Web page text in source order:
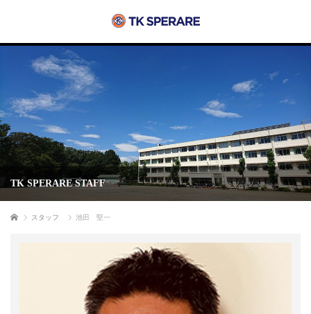
TK SPERARE STAFF
ホーム スタッフ 池田 堅一